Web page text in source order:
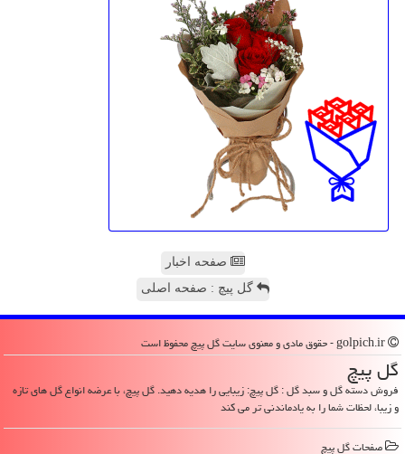
صفحه اخبار
گل پیچ : صفحه اصلی
گل پیچ
فروش دسته گل و سبد گل : گل پیچ: زیبایی را هدیه دهید. گل پیچ، با عرضه انواع گل های تازه
و زیبا، لحظات شما را به یادماندنی تر می کند
صفحات گل پیچ